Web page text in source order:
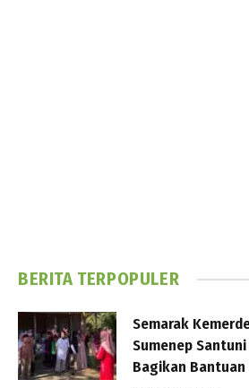
BERITA TERPOPULER
Semarak
Sumenep
Bagikan